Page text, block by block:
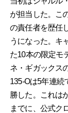
が担当した。こ
の責任者を歴任
うになった。キ
た10本の限定モ
ネ・ギガックス
135-Oは5年連続
勝した。これは
までに、公式ク